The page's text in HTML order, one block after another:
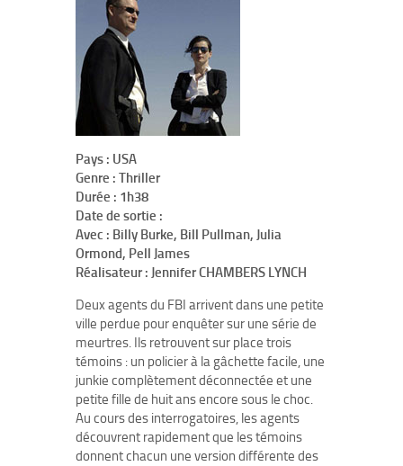
Pays : USA
Genre : Thriller
Durée : 1h38
Date de sortie :
Avec : Billy Burke, Bill Pullman, Julia
Ormond, Pell James
Réalisateur : Jennifer CHAMBERS LYNCH
Deux agents du FBI arrivent dans une petite
ville perdue pour enquêter sur une série de
meurtres. Ils retrouvent sur place trois
témoins : un policier à la gâchette facile, une
junkie complètement déconnectée et une
petite fille de huit ans encore sous le choc.
Au cours des interrogatoires, les agents
découvrent rapidement que les témoins
donnent chacun une version différente des